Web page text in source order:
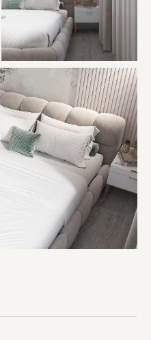
услуги
портфолио
обо мне
контакты